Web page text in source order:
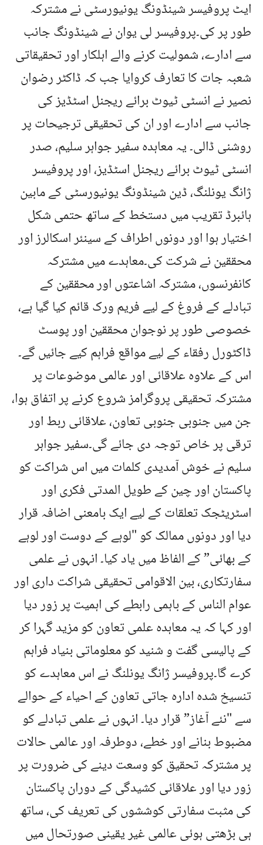
ایٹ پروفیسر شینڈونگ یونیورسٹی نے مشترکہ
طور پر کی۔پروفیسر لی یوان نے شینڈونگ جانب
سے ادارے، شمولیت کرنے والے اہلکار اور تحقیقاتی
شعبہ جات کا تعارف کروایا جب کہ ڈاکٹر رضوان
نصیر نے انسٹی ٹیوٹ برائے ریجنل اسٹڈیز کی
جانب سے ادارے اور ان کی تحقیقی ترجیحات پر
روشنی ڈالی۔ یہ معاہدہ سفیر جواہر سلیم، صدر
انسٹی ٹیوٹ برائے ریجنل اسٹڈیز، اور پروفیسر
ژانگ یونلنگ، ڈین شینڈونگ یونیورسٹی کے مابین
ہائبرڈ تقریب میں دستخط کے ساتھ حتمی شکل
اختیار ہوا اور دونوں اطراف کے سینئر اسکالرز اور
محققین نے شرکت کی۔معاہدے میں مشترکہ
کانفرنسوں، مشترکہ اشاعتوں اور محققین کے
تبادلے کے فروغ کے لیے فریم ورک قائم کیا گیا ہے،
خصوصی طور پر نوجوان محققین اور پوسٹ
ڈاکٹورل رفقاء کے لیے مواقع فراہم کیے جائیں گے۔
اس کے علاوہ علاقائی اور عالمی موضوعات پر
مشترکہ تحقیقی پروگرامز شروع کرنے پر اتفاق ہوا،
جن میں جنوبی جنوبی تعاون، علاقائی ربط اور
ترقی پر خاص توجہ دی جائے گی۔سفیر جواہر
سلیم نے خوش آمدیدی کلمات میں اس شراکت کو
پاکستان اور چین کے طویل المدتی فکری اور
اسٹریٹجک تعلقات کے لیے ایک بامعنی اضافہ قرار
دیا اور دونوں ممالک کو "لوہے کے دوست اور لوہے
کے بھائی” کے الفاظ میں یاد کیا۔ انہوں نے علمی
سفارتکاری، بین الاقوامی تحقیقی شراکت داری اور
عوام الناس کے باہمی رابطے کی اہمیت پر زور دیا
اور کہا کہ یہ معاہدہ علمی تعاون کو مزید گہرا کر
کے پالیسی گفت و شنید کو معلوماتی بنیاد فراہم
کرے گا۔پروفیسر ژانگ یونلنگ نے اس معاہدے کو
تنسیخ شدہ ادارہ جاتی تعاون کے احیاء کے حوالے
سے "نئے آغاز” قرار دیا۔ انہوں نے علمی تبادلے کو
مضبوط بنانے اور خطے، دوطرفہ اور عالمی حالات
پر مشترکہ تحقیق کو وسعت دینے کی ضرورت پر
زور دیا اور علاقائی کشیدگی کے دوران پاکستان
کی مثبت سفارتی کوششوں کی تعریف کی، ساتھ
ہی بڑھتی ہوئی عالمی غیر یقینی صورتحال میں